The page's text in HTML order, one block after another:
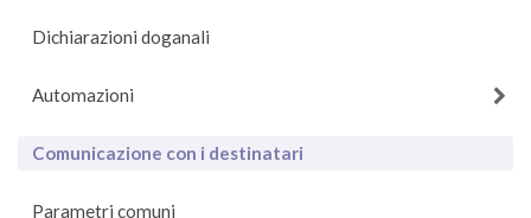
Dichiarazioni doganali
Automazioni
Comunicazione con i destinatari
Parametri comuni